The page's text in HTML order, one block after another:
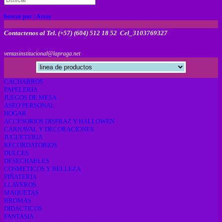
buscar por : Array
Contactenos al Tel. (+57) (604) 512 18 52 Cel_3103769327
ventasinstitucional@lapraga.net
CACHARROS
PAPELERIA
JUEGOS DE MESA
ASEO PERSONAL
HOGAR
ACCESORIOS DISFRAZ Y HALLOWEN
CARNAVAL Y DECORACIONES
JUGUETERIA
RECORDATORIOS
DULCES
DESECHABLES
COSMETICOS Y BELLEZA
PIÑATERIA
LLAVEROS
MAQUETAS
BROMAS
DIDACTICOS
FANTASIA